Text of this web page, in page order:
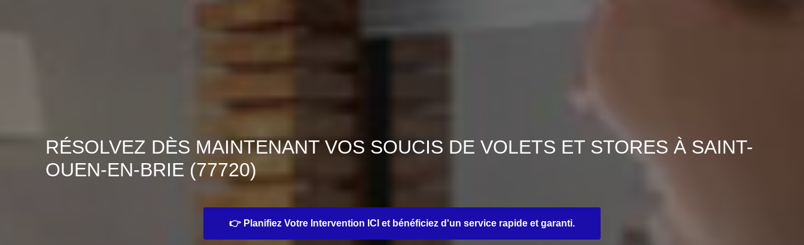
RÉSOLVEZ DÈS MAINTENANT VOS SOUCIS DE VOLETS ET STORES À SAINT-
OUEN-EN-BRIE (77720)
👉 Planifiez Votre Intervention ICI et bénéficiez d'un service rapide et garanti.